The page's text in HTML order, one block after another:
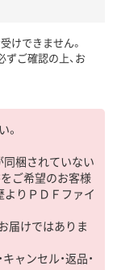
けできません。
ずご確認の上、お
。
同梱されていない
ご希望のお客様
よりＰＤＦファイ
届けではありま
ャンセル・返品・